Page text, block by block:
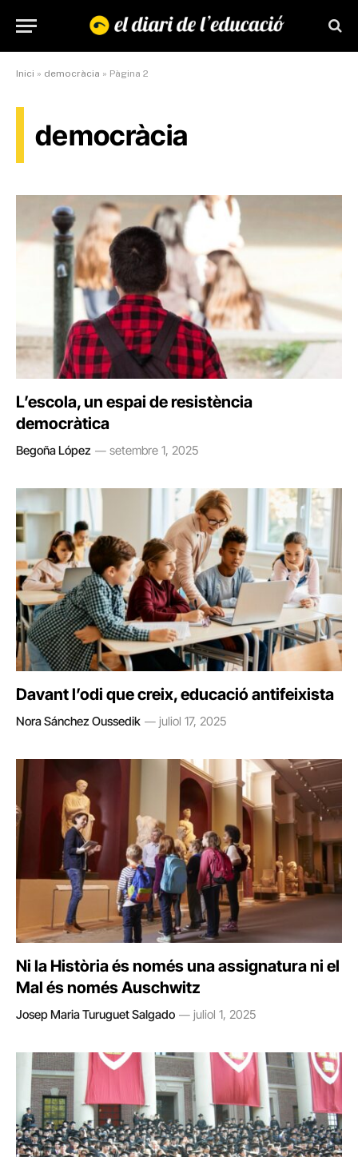
Inici » democràcia » Pàgina 2
democràcia
L’escola, un espai de resistència
democràtica
Begoña López setembre 1, 2025
Davant l’odi que creix, educació antifeixista
Nora Sánchez Oussedik juliol 17, 2025
Ni la Història és només una assignatura ni el
Mal és només Auschwitz
Josep Maria Turuguet Salgado juliol 1, 2025